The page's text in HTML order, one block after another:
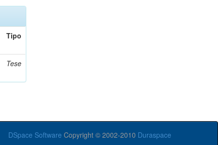
Tipo
Tese
DSpace Software Copyright © 2002-2010 Duraspace